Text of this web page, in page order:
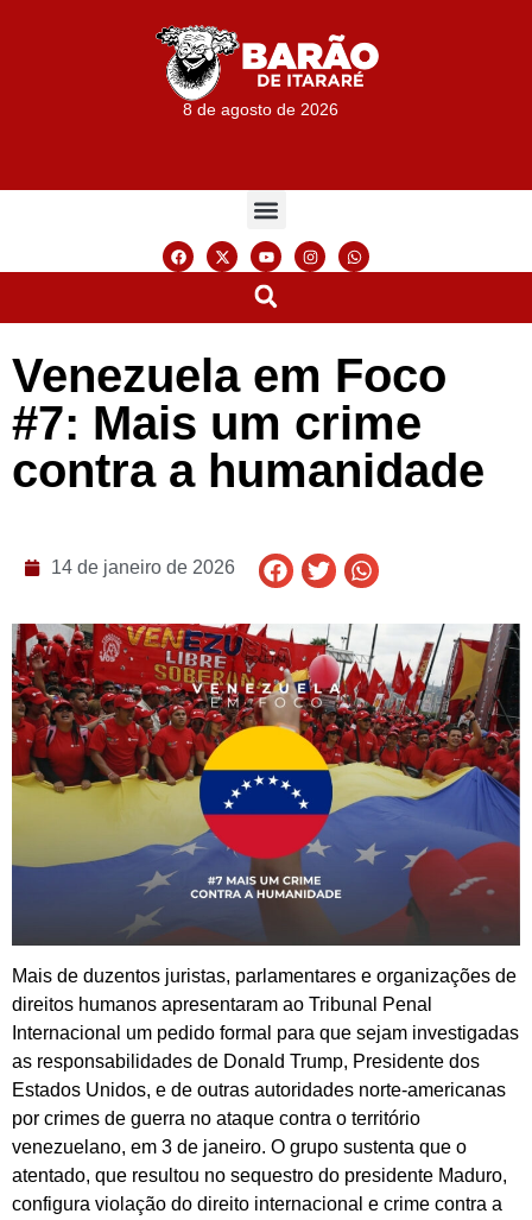
8 de agosto de 2026
Venezuela em Foco
#7: Mais um crime
contra a humanidade
14 de janeiro de 2026
Mais de duzentos juristas, parlamentares e organizações de
direitos humanos apresentaram ao Tribunal Penal
Internacional um pedido formal para que sejam investigadas
as responsabilidades de Donald Trump, Presidente dos
Estados Unidos, e de outras autoridades norte-americanas
por crimes de guerra no ataque contra o território
venezuelano, em 3 de janeiro. O grupo sustenta que o
atentado, que resultou no sequestro do presidente Maduro,
configura violação do direito internacional e crime contra a